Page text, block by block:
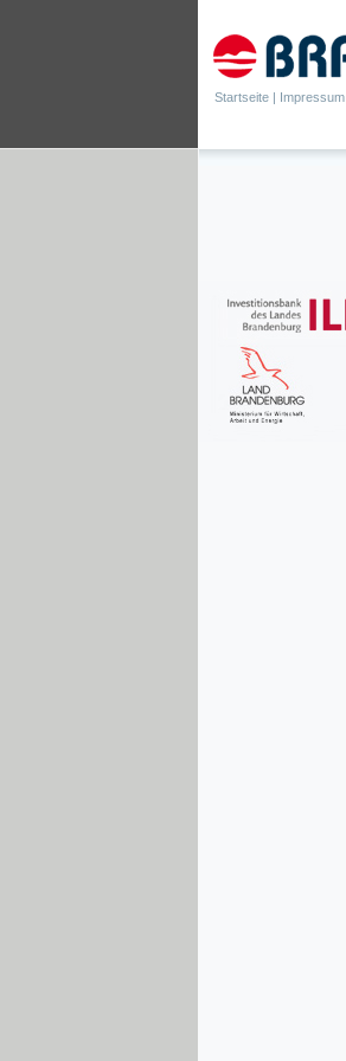
Startseite | Impressum